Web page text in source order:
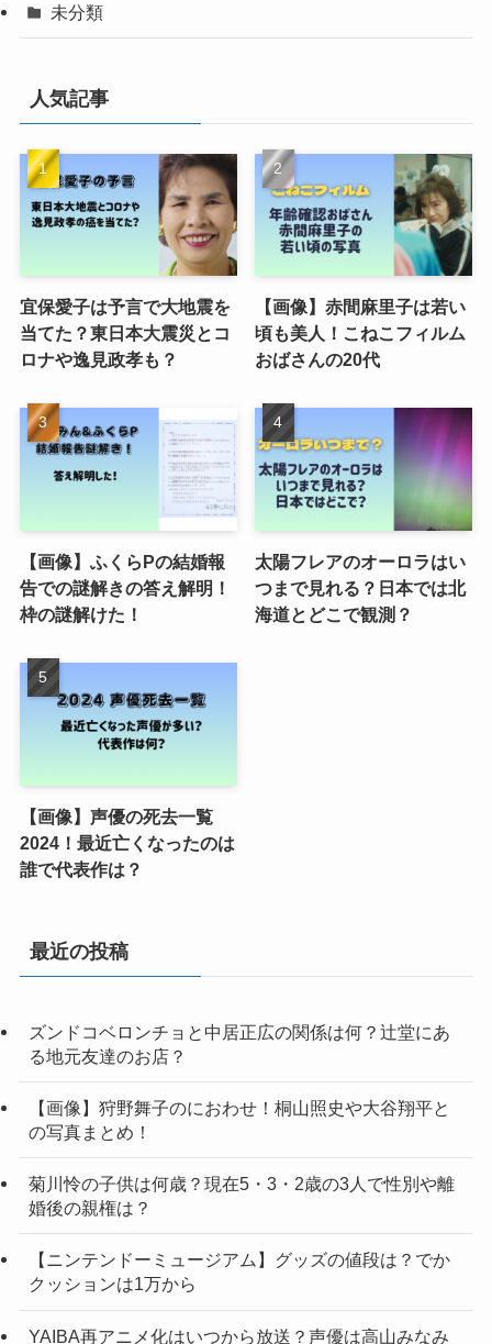
未分類
人気記事
宜保愛子は予言で大地震を
当てた？東日本大震災とコ
ロナや逸見政孝も？
【画像】赤間麻里子は若い
頃も美人！こねこフィルム
おばさんの20代
【画像】ふくらPの結婚報
告での謎解きの答え解明！
枠の謎解けた！
太陽フレアのオーロラはい
つまで見れる？日本では北
海道とどこで観測？
【画像】声優の死去一覧
2024！最近亡くなったのは
誰で代表作は？
最近の投稿
ズンドコベロンチョと中居正広の関係は何？辻堂にあ
る地元友達のお店？
【画像】狩野舞子のにおわせ！桐山照史や大谷翔平と
の写真まとめ！
菊川怜の子供は何歳？現在5・3・2歳の3人で性別や離
婚後の親権は？
【ニンテンドーミュージアム】グッズの値段は？でか
クッションは1万から
YAIBA再アニメ化はいつから放送？声優は高山みなみ